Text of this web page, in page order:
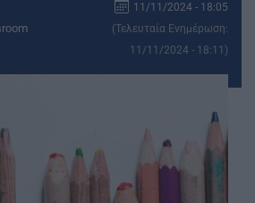
11/11/2024 - 18:05
(Τελευταία Ενημέρωση:
11/11/2024 - 18:11)